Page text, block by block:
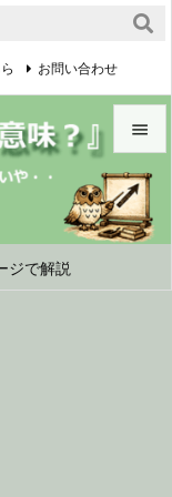
ジで解説


メニュ


お問い合わせ